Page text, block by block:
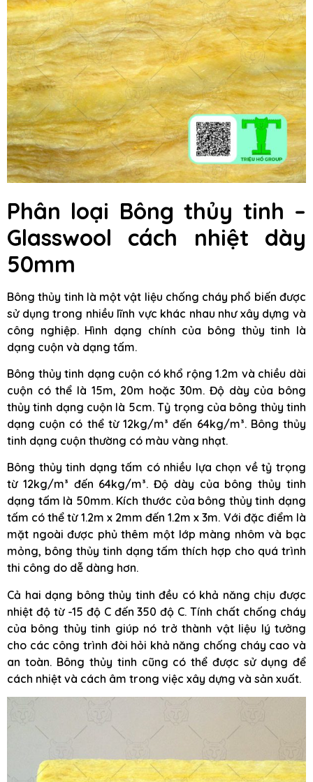
Phân loại Bông thủy tinh –
Glasswool cách nhiệt dày
50mm
Bông thủy tinh là một vật liệu chống cháy phổ biến được
sử dụng trong nhiều lĩnh vực khác nhau như xây dựng và
công nghiệp. Hình dạng chính của bông thủy tinh là
dạng cuộn và dạng tấm.
Bông thủy tinh dạng cuộn có khổ rộng 1.2m và chiều dài
cuộn có thể là 15m, 20m hoặc 30m. Độ dày của bông
thủy tinh dạng cuộn là 5cm. Tỷ trọng của bông thủy tinh
dạng cuộn có thể từ 12kg/m³ đến 64kg/m³. Bông thủy
tinh dạng cuộn thường có màu vàng nhạt.
Bông thủy tinh dạng tấm có nhiều lựa chọn về tỷ trọng
từ 12kg/m³ đến 64kg/m³. Độ dày của bông thủy tinh
dạng tấm là 50mm. Kích thước của bông thủy tinh dạng
tấm có thể từ 1.2m x 2mm đến 1.2m x 3m. Với đặc điểm là
mặt ngoài được phủ thêm một lớp màng nhôm và bạc
mỏng, bông thủy tinh dạng tấm thích hợp cho quá trình
thi công do dễ dàng hơn.
Cả hai dạng bông thủy tinh đều có khả năng chịu được
nhiệt độ từ -15 độ C đến 350 độ C. Tính chất chống cháy
của bông thủy tinh giúp nó trở thành vật liệu lý tưởng
cho các công trình đòi hỏi khả năng chống cháy cao và
an toàn. Bông thủy tinh cũng có thể được sử dụng để
cách nhiệt và cách âm trong việc xây dựng và sản xuất.